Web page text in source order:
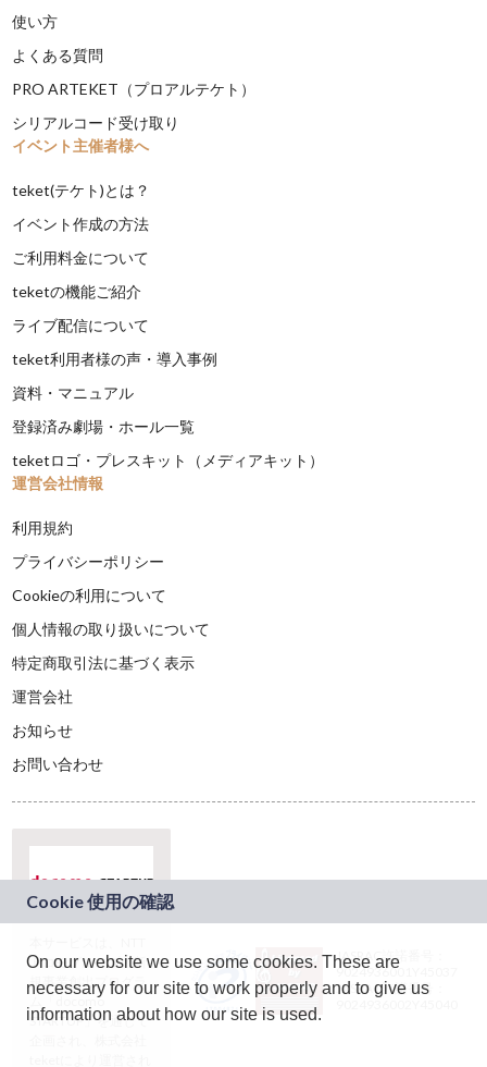
使い方
よくある質問
PRO ARTEKET（プロアルテケト）
シリアルコード受け取り
イベント主催者様へ
teket(テケト)とは？
イベント作成の方法
ご利用料金について
teketの機能ご紹介
ライブ配信について
teket利用者様の声・導入事例
資料・マニュアル
登録済み劇場・ホール一覧
teketロゴ・プレスキット（メディアキット）
運営会社情報
利用規約
プライバシーポリシー
Cookieの利用について
個人情報の取り扱いについて
特定商取引法に基づく表示
運営会社
お知らせ
お問い合わせ
ドコモグループの新
規事業創出プログラ
ム「docomo
STARTUP」を通じて
JASRAC許諾番号：
9024936001Y45037
JASRAC許諾番号：
On our website we use some cookies. These are
necessary for our site to work properly and to give us
information about how our site is used.